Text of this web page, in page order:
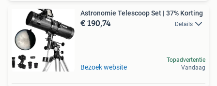
Astronomie Telescoop Set | 37% Korting
€ 190,74 Details
Bezoek website
Topadvertentie
Vandaag